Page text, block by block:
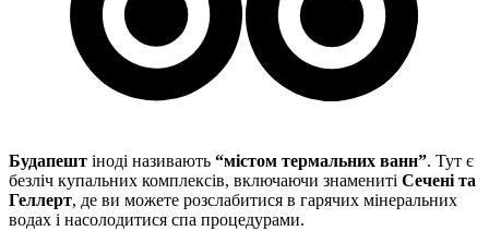
Будапешт іноді називають “містом термальних ванн”. Тут є
безліч купальних комплексів, включаючи знамениті Сечені та
Геллерт, де ви можете розслабитися в гарячих мінеральних
водах і насолодитися спа процедурами.